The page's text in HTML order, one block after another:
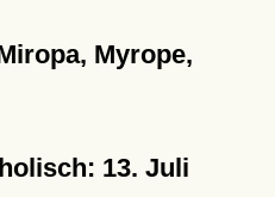
Myrope,
13. Juli